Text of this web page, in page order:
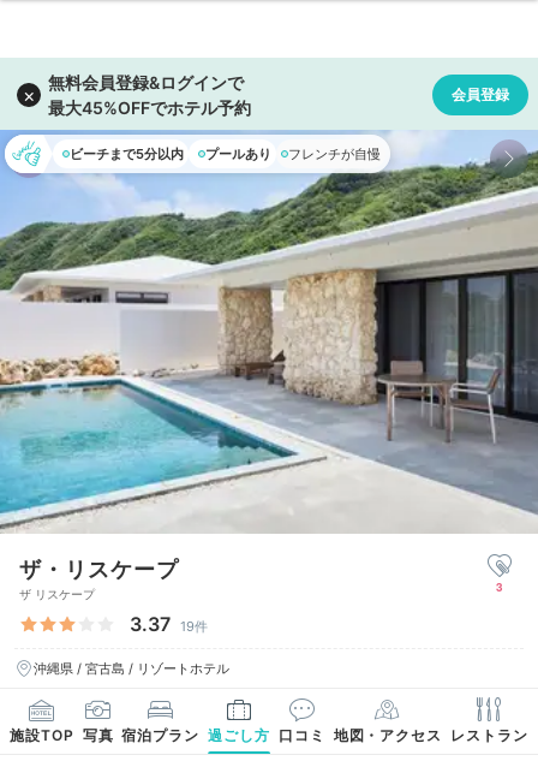
ビーチまで5分以内 プールあり フレンチが自慢
ザ・リスケープ
ザ リスケープ
3.37 19件
沖縄県 / 宮古島 / リゾートホテル
3
施設TOP 写真 宿泊プラン 過ごし方 口コミ 地図・アクセス レストラン